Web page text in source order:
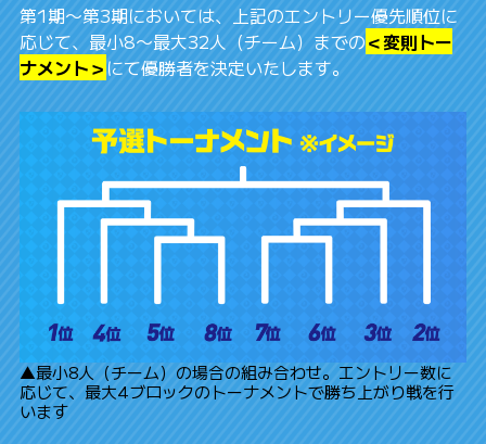
第1期〜第3期においては、上記のエントリー優先順位に
応じて、最小8〜最大32人（チーム）までの＜変則トー
ナメント＞ にて優勝者を決定いたします。
▲最小8人（チーム）の場合の組み合わせ。エントリー数に
応じて、最大4ブロックのトーナメントで勝ち上がり戦を行
います